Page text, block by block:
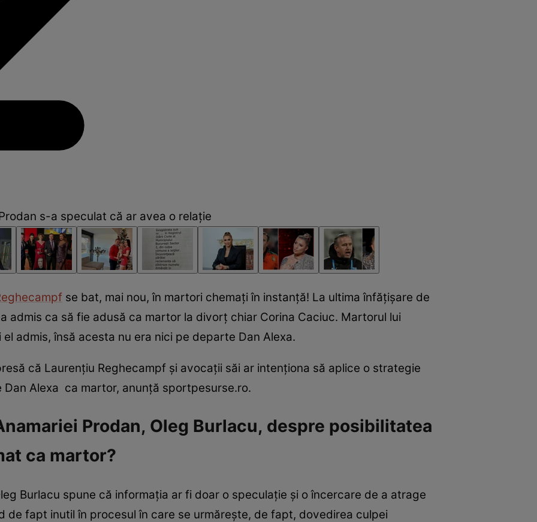
s-a speculat că ar avea o relaţie
se bat, mai nou, în martori chemați în instanță! La ultima înfățișare de
admis ca să fie adusă ca martor la divorț chiar Corina Caciuc. Martorul lui
admis, însă acesta nu era nici pe departe Dan Alexa.
că Laurențiu Reghecampf și avocații săi ar intenționa să aplice o strategie
Alexa ca martor, anunță sportpesurse.ro.
Prodan, Oleg Burlacu, despre posibilitatea
ca martor?
Burlacu spune că informația ar fi doar o speculație și o încercare de a atrage
de fapt inutil în procesul în care se urmărește, de fapt, dovedirea culpei